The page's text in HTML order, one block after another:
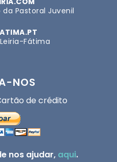
Pastoral Juvenil
Fátima
NOS
de crédito
nos ajudar, aqui.